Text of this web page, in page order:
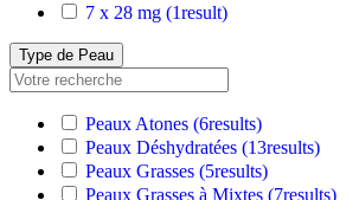
7 x 28 mg (1result)
Type de Peau
Peaux Atones (6results)
Peaux Déshydratées (13results)
Peaux Grasses (5results)
Peaux Grasses à Mixtes (7results)